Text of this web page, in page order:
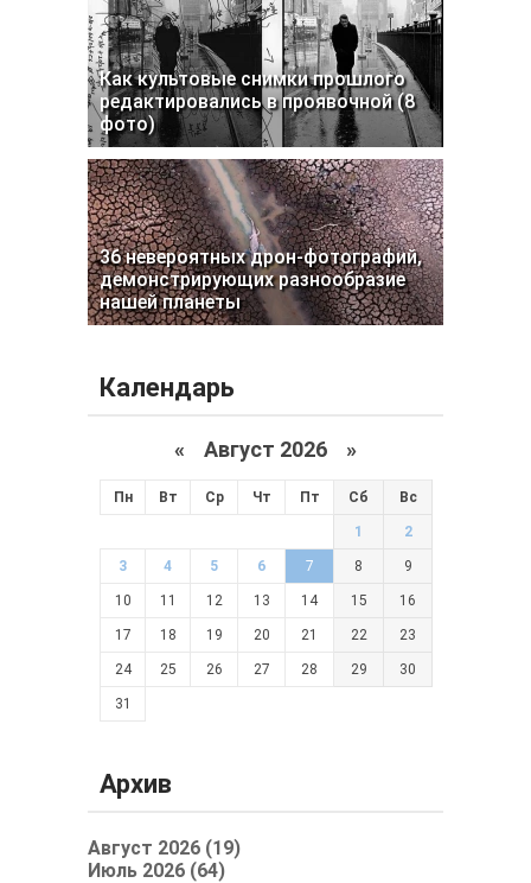
Как культовые снимки прошлого
редактировались в проявочной (8
фото)
36 невероятных дрон-фотографий,
демонстрирующих разнообразие
нашей планеты
Календарь
« Август 2026 »
Пн Вт Ср Чт Пт Сб Вс
1 2
3 4 5 6 7 8 9
10 11 12 13 14 15 16
17 18 19 20 21 22 23
24 25 26 27 28 29 30
31
Архив
Август 2026 (19)
Июль 2026 (64)